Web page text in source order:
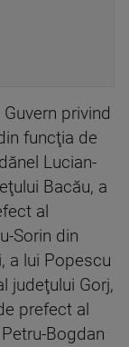
privind
funcţia de
Lucian-
Bacău, a
al
Sorin din
a lui Popescu
judeţului Gorj,
prefect al
Bogdan